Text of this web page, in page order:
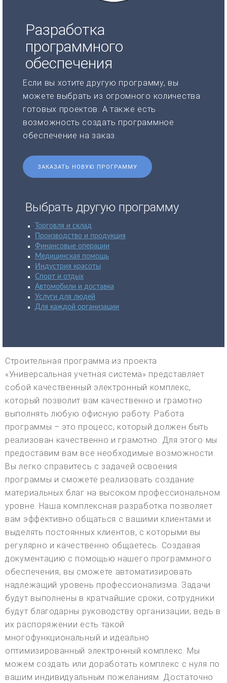
Разработка
программного
обеспечения
Если вы хотите другую программу, вы
можете выбрать из огромного количества
готовых проектов. А также есть
возможность создать программное
обеспечение на заказ.
ЗАКАЗАТЬ НОВУЮ ПРОГРАММУ
Выбрать другую программу
Торговля и склад
Производство и продукция
Финансовые операции
Медицинская помощь
Индустрия красоты
Спорт и отдых
Автомобили и доставка
Услуги для людей
Для каждой организации
Строительная программа из проекта
«Универсальная учетная система» представляет
собой качественный электронный комплекс,
который позволит вам качественно и грамотно
выполнять любую офисную работу. Работа
программы – это процесс, который должен быть
реализован качественно и грамотно. Для этого мы
предоставим вам все необходимые возможности.
Вы легко справитесь с задачей освоения
программы и сможете реализовать создание
материальных благ на высоком профессиональном
уровне. Наша комплексная разработка позволяет
вам эффективно общаться с вашими клиентами и
выделять постоянных клиентов, с которыми вы
регулярно и качественно общаетесь. Создавая
документацию с помощью нашего программного
обеспечения, вы сможете автоматизировать
надлежащий уровень профессионализма. Задачи
будут выполнены в кратчайшие сроки, сотрудники
будут благодарны руководству организации, ведь в
их распоряжении есть такой
многофункциональный и идеально
оптимизированный электронный комплекс. Мы
можем создать или доработать комплекс с нуля по
вашим индивидуальным пожеланиям. Достаточно